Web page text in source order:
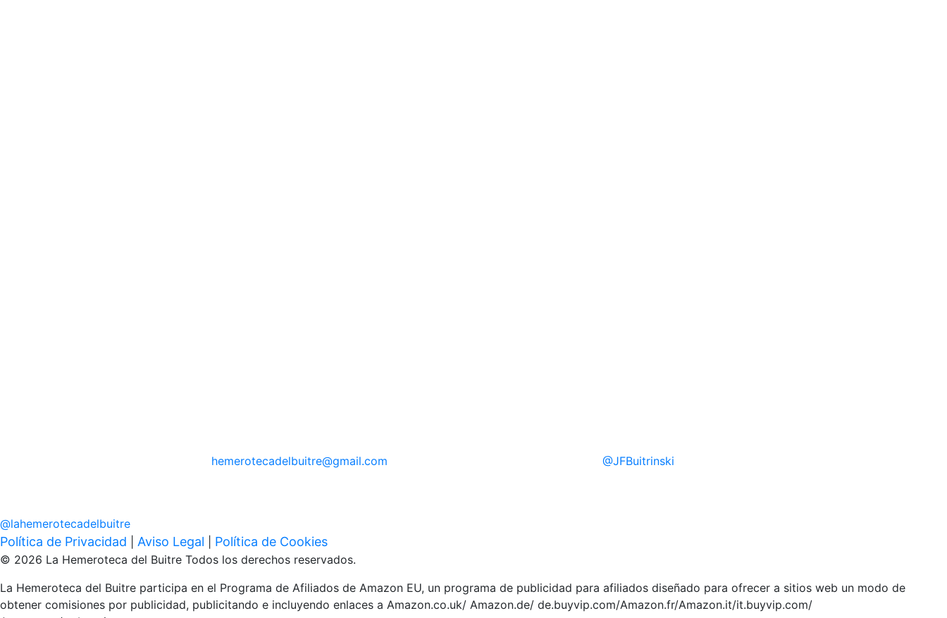
hemerotecadelbuitre@gmail.com @JFBuitrinski
@lahemerotecadelbuitre
Política de Privacidad Aviso Legal Política de Cookies
© 2026 La Hemeroteca del Buitre Todos los derechos reservados.
La Hemeroteca del Buitre participa en el Programa de Afiliados de Amazon EU, un programa de publicidad para afiliados diseñado para ofrecer a sitios web un modo de
obtener comisiones por publicidad, publicitando e incluyendo enlaces a Amazon.co.uk/ Amazon.de/ de.buyvip.com/Amazon.fr/Amazon.it/it.buyvip.com/